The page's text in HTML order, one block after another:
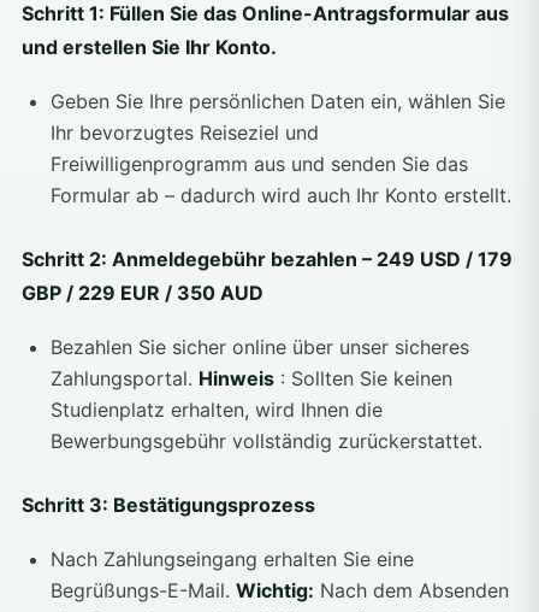
Schritt 1: Füllen Sie das Online-Antragsformular aus
und erstellen Sie Ihr Konto.
Geben Sie Ihre persönlichen Daten ein, wählen Sie
Ihr bevorzugtes Reiseziel und
Freiwilligenprogramm aus und senden Sie das
Formular ab – dadurch wird auch Ihr Konto erstellt.
Schritt 2: Anmeldegebühr bezahlen – 249 USD / 179
GBP / 229 EUR / 350 AUD
Bezahlen Sie sicher online über unser sicheres
Zahlungsportal. Hinweis : Sollten Sie keinen
Studienplatz erhalten, wird Ihnen die
Bewerbungsgebühr vollständig zurückerstattet.
Schritt 3: Bestätigungsprozess
Nach Zahlungseingang erhalten Sie eine
Begrüßungs-E-Mail. Wichtig: Nach dem Absenden